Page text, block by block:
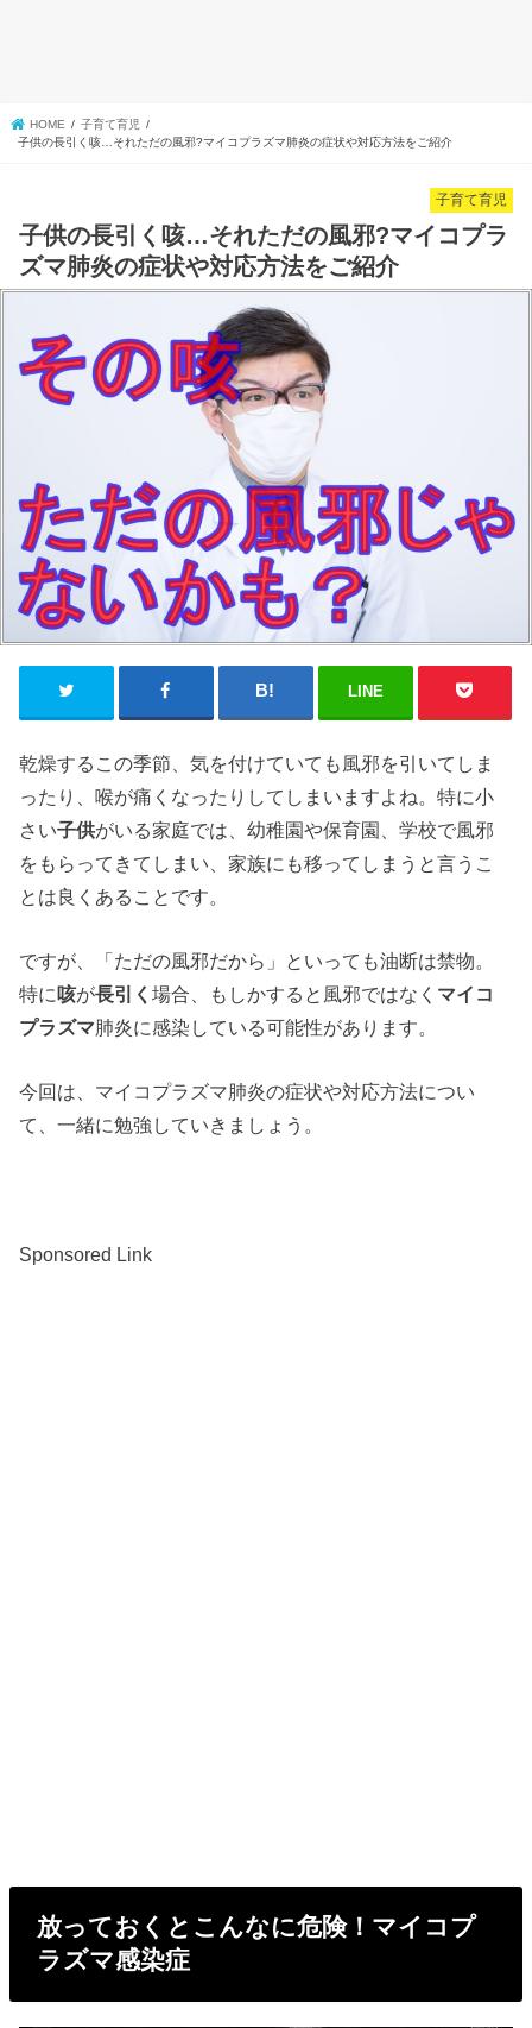
HOME
子育て育児
子供の長引く咳…それただの風邪?マイコプラズマ肺炎の症状や対応方法をご紹介
子育て育児
子供の長引く咳…それただの風邪?マイコプラ
ズマ肺炎の症状や対応方法をご紹介
LINE
乾燥するこの季節、気を付けていても風邪を引いてしま
ったり、喉が痛くなったりしてしまいますよね。特に小
さい子供がいる家庭では、幼稚園や保育園、学校で風邪
をもらってきてしまい、家族にも移ってしまうと言うこ
とは良くあることです。
ですが、「ただの風邪だから」といっても油断は禁物。
特に咳が長引く場合、もしかすると風邪ではなく マイコ
プラズマ肺炎に感染している可能性があります。
今回は、マイコプラズマ肺炎の症状や対応方法につい
て、一緒に勉強していきましょう。
Sponsored Link
放っておくとこんなに危険！マイコプ
ラズマ感染症